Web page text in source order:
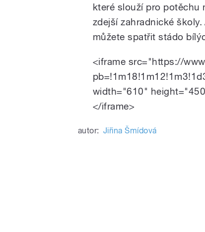
které slouží pro potěchu
zdejší zahradnické
můžete spatřit stádo
<iframe src="https://
width="610"
</iframe>
autor: Jiřina Šmídová